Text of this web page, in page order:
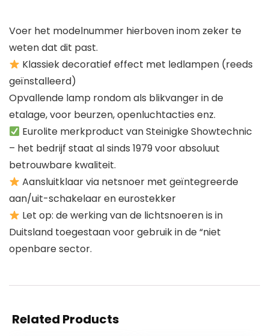
Voer het modelnummer hierboven inom zeker te
weten dat dit past.
Klassiek decoratief effect met ledlampen (reeds
geïnstalleerd)
Opvallende lamp rondom als blikvanger in de
etalage, voor beurzen, openluchtacties enz.
Eurolite merkproduct van Steinigke Showtechnic
– het bedrijf staat al sinds 1979 voor absoluut
betrouwbare kwaliteit.
Aansluitklaar via netsnoer met geïntegreerde
aan/uit-schakelaar en eurostekker
Let op: de werking van de lichtsnoeren is in
Duitsland toegestaan voor gebruik in de “niet
openbare sector.
Related Products